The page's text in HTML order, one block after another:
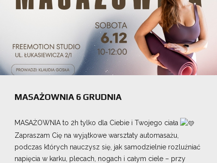
MASAŻOWNIA 6 GRUDNIA
MASAŻOWNIA to 2h tylko dla Ciebie i Twojego ciała
Zapraszam Cię na wyjątkowe warsztaty automasażu,
podczas których nauczysz się, jak samodzielnie rozluźniać
napięcia w karku, plecach, nogach i całym ciele – przy